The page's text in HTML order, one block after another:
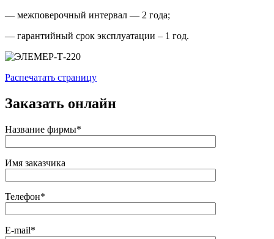
— межповерочный интервал — 2 года;
— гарантийный срок эксплуатации – 1 год.
Распечатать страницу
Заказать онлайн
Название фирмы*
Имя заказчика
Телефон*
E-mail*